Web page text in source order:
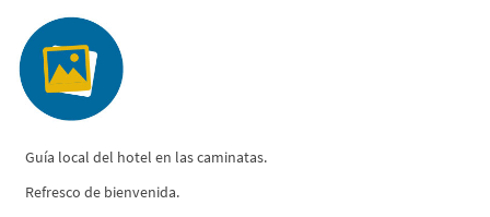
Guía local del hotel en las caminatas.
Refresco de bienvenida.